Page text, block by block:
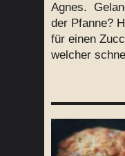
Agnes.
der Pfanne?
für einen
welcher